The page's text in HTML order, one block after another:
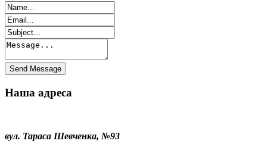
Наша адреса
вул. Тараса Шевченка, №93